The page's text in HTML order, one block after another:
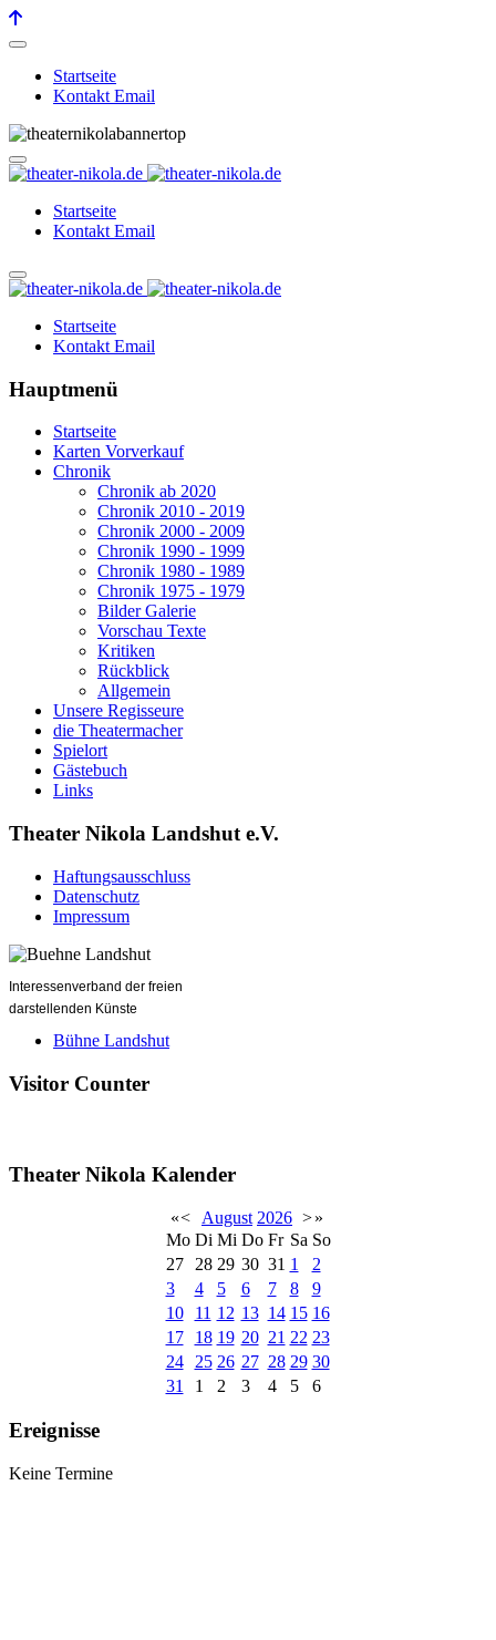
Startseite
Kontakt Email
Startseite
Kontakt Email
Startseite
Kontakt Email
Hauptmenü
Startseite
Karten Vorverkauf
Chronik
Chronik ab 2020
Chronik 2010 - 2019
Chronik 2000 - 2009
Chronik 1990 - 1999
Chronik 1980 - 1989
Chronik 1975 - 1979
Bilder Galerie
Vorschau Texte
Kritiken
Rückblick
Allgemein
Unsere Regisseure
die Theatermacher
Spielort
Gästebuch
Links
Theater Nikola Landshut e.V.
Haftungsausschluss
Datenschutz
Impressum
Interessenverband der freien
darstellenden Künste
Bühne Landshut
Visitor Counter
Theater Nikola Kalender
«< August 2026 >»
Mo Di Mi Do Fr Sa So
27
28 29 30 31 1
2
3
4 5 6 7 8
9
10
11 12 13 14 15 16
17
18 19 20 21 22 23
24
25 26 27 28 29 30
31
1 2 3 4 5 6
Ereignisse
Keine Termine